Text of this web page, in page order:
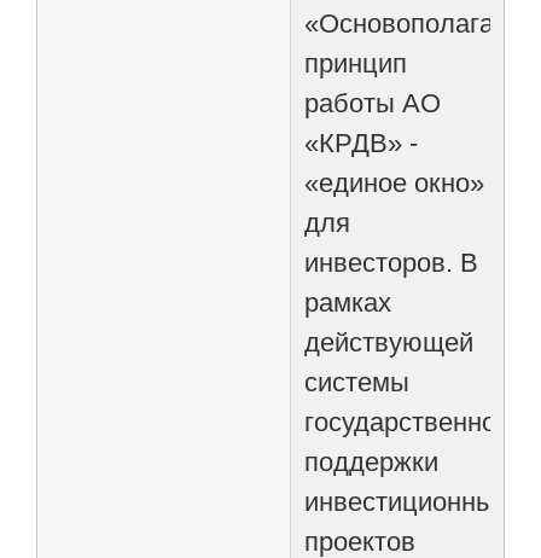
принцип
работы АО
«КРДВ» -
«единое окно»
для
инвесторов. В
рамках
действующей
системы
государственной
поддержки
инвестиционных
проектов